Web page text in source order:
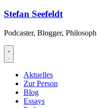
Stefan Seefeldt
Podcaster, Blogger, Philosoph
Aktuelles
Zur Person
Blog
Essays